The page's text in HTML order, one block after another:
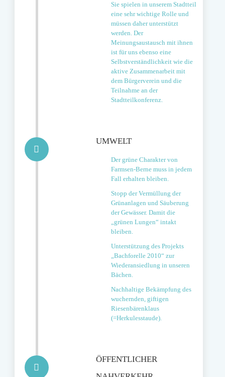
Sie spielen in unserem Stadtteil
eine sehr wichtige Rolle und
müssen daher unterstützt
werden. Der
Meinungsaustausch mit ihnen
ist für uns ebenso eine
Selbstverständlichkeit wie die
aktive Zusammenarbeit mit
dem Bürgerverein und die
Teilnahme an der
Stadtteilkonferenz.
UMWELT
Der grüne Charakter von
Farmsen-Berne muss in jedem
Fall erhalten bleiben.
Stopp der Vermüllung der
Grünanlagen und Säuberung
der Gewässer. Damit die
„grünen Lungen“ intakt
bleiben.
Unterstützung des Projekts
„Bachforelle 2010“ zur
Wiederansiedlung in unseren
Bächen.
Nachhaltige Bekämpfung des
wuchernden, giftigen
Riesenbärenklaus
(=Herkulesstaude).
ÖFFENTLICHER